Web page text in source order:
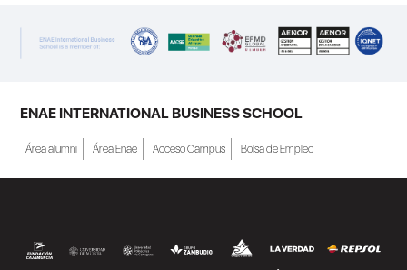
ENAE INTERNATIONAL BUSINESS SCHOOL
Área alumni Área Enae Acceso Campus Bolsa de Empleo